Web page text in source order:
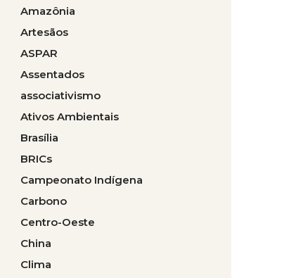
Amazônia
Artesãos
ASPAR
Assentados
associativismo
Ativos Ambientais
Brasília
BRICs
Campeonato Indígena
Carbono
Centro-Oeste
China
Clima